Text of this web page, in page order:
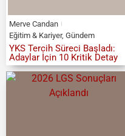
Merve Candan
Eğitim & Kariyer, Gündem
YKS Tercih Süreci Başladı:
Adaylar İçin 10 Kritik Detay